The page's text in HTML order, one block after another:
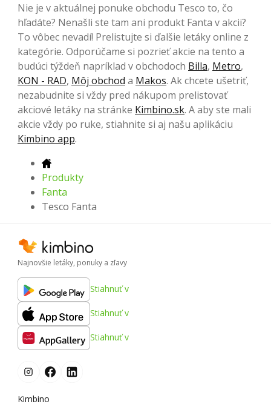
Nie je v aktuálnej ponuke obchodu Tesco to, čo
hľadáte? Nenašli ste tam ani produkt Fanta v akcii?
To vôbec nevadí! Prelistujte si ďalšie letáky online z
kategórie. Odporúčame si pozrieť akcie na tento a
budúci týždeň napríklad v obchodoch Billa, Metro,
KON - RAD, Môj obchod a Makos. Ak chcete ušetriť,
nezabudnite si vždy pred nákupom prelistovať
akciové letáky na stránke Kimbino.sk. A aby ste mali
akcie vždy po ruke, stiahnite si aj našu aplikáciu
Kimbino app.
Produkty
Fanta
Tesco Fanta
Najnovšie letáky, ponuky a zľavy
Stiahnuť v
Stiahnuť v
Stiahnuť v
Kimbino